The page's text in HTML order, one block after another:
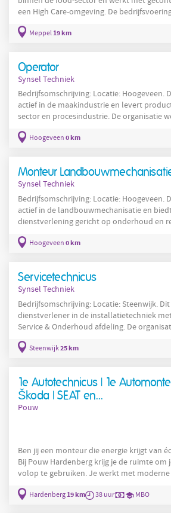
een High Care-omgeving. De
voor hygiëne, procesveiligheid en
te waarborgen. Medewerkers dragen bij
Meppel19 km
Operator
Synsel Techniek
Bedrijfsomschrijving: Locatie: Hoogeveen. Deze organisatie is
actief in de maakindustrie en levert
sector en procesindustrie. De organisatie
en hoge kwaliteitsnormen. Werken gebeurt
processen efficiënt te laten verlopen. De
om
Hoogeveen 0 km
Monteur
Synsel Techniek
Bedrijfsomschrijving: Locatie: Hoogeveen. Deze organisatie is
actief in de landbouwmechanisatie en
dienstverlening gericht op onderhoud en
op het oplossen van mechanische,
en vakkundig onderhoud. De dagelijkse
Hoogeveen 0 km
Servicetechnicus
Synsel Techniek
Bedrijfsomschrijving: Locatie: Steenwijk. Dit bedrijf is een
dienstverlener in de installatietechniek
Service & Onderhoud afdeling. De
correctief onderhoud uit en levert 24 uur
klanten in de aangegeven regio. In
voornamelijk met
Steenwijk25 km
1e Autotechnicus | 1e
Škoda | SEAT en...
Pouw
Ben jij een monteur die energie krijgt van
Bij Pouw Hardenberg krijg je de ruimte om
volop te gebruiken. Je werkt met
Onze vestiging in Hardenberg is klein
Hardenberg19 km 38 uur MBO